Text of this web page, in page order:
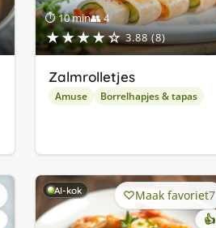
⏱ 10 min👥 4
★★★★☆ 3.88 (8)
Zalmrolletjes
Amuse Borrelhapjes & tapas
AI-kok Maak favoriet7
👍